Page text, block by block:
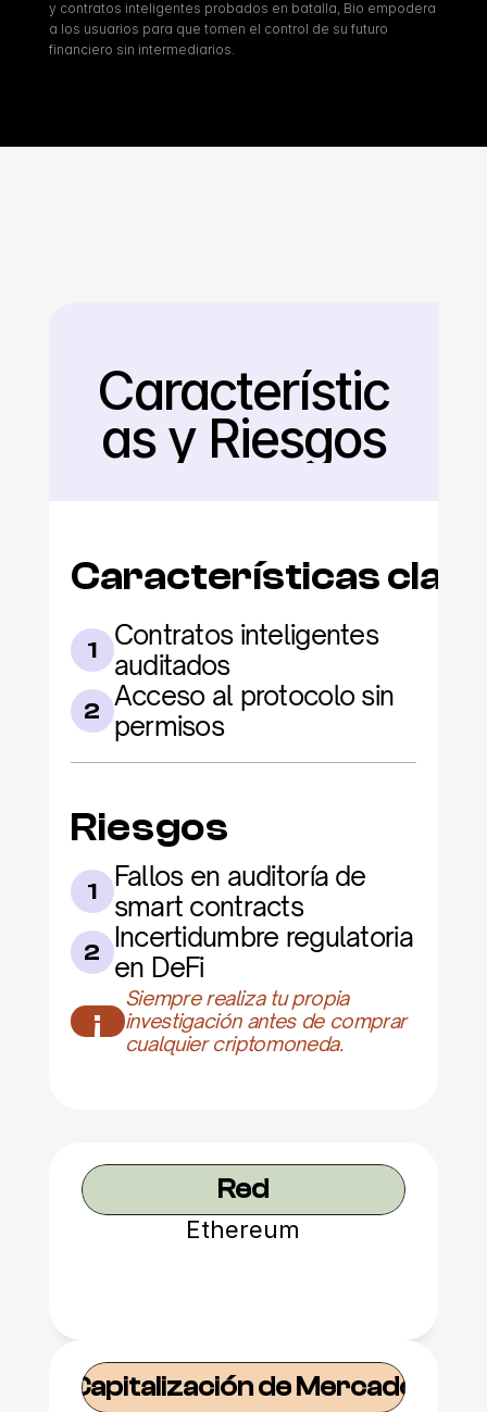
y contratos inteligentes probados en batalla, Bio empodera
a los usuarios para que tomen el control de su futuro
financiero sin intermediarios.
Regresar
Característic
as y Riesgos
Características
1
Contratos inteligentes
auditados
2 Acceso al protocolo sin
permisos
Riesgos
1
Fallos en auditoría de
smart contracts
2 Incertidumbre regulatoria
en DeFi
¡
Siempre realiza tu propia
investigación antes de comprar
cualquier criptomoneda.
Red
Ethereum
Capitalización de Mercado